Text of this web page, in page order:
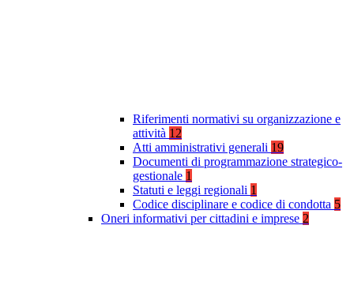
Riferimenti normativi su organizzazione e
attività 12
Atti amministrativi generali 19
Documenti di programmazione strategico-
gestionale 1
Statuti e leggi regionali 1
Codice disciplinare e codice di condotta 5
Oneri informativi per cittadini e imprese 2